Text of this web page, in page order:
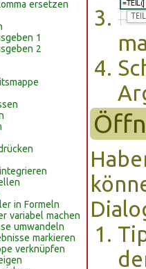
ersetzen
1
2
in Formeln
variabel machen
umwandeln
markieren
verknüpfen